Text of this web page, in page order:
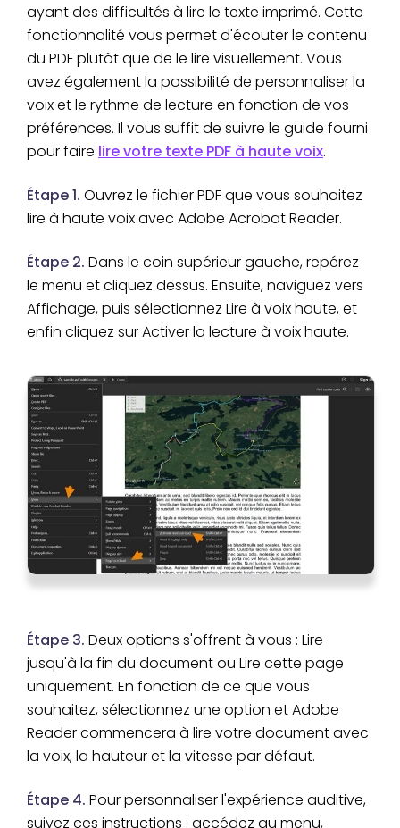
ayant des difficultés à lire le texte imprimé. Cette
fonctionnalité vous permet d'écouter le contenu
du PDF plutôt que de le lire visuellement. Vous
avez également la possibilité de personnaliser la
voix et le rythme de lecture en fonction de vos
préférences. Il vous suffit de suivre le guide fourni
pour faire lire votre texte PDF à haute voix.
Étape 1. Ouvrez le fichier PDF que vous souhaitez
lire à haute voix avec Adobe Acrobat Reader.
Étape 2. Dans le coin supérieur gauche, repérez
le menu et cliquez dessus. Ensuite, naviguez vers
Affichage, puis sélectionnez Lire à voix haute, et
enfin cliquez sur Activer la lecture à voix haute.
Étape 3. Deux options s'offrent à vous : Lire
jusqu'à la fin du document ou Lire cette page
uniquement. En fonction de ce que vous
souhaitez, sélectionnez une option et Adobe
Reader commencera à lire votre document avec
la voix, la hauteur et la vitesse par défaut.
Étape 4. Pour personnaliser l'expérience auditive,
suivez ces instructions : accédez au menu,